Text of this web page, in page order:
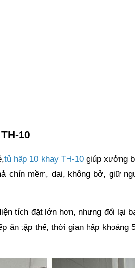
10
tủ hấp 10 khay TH-10 giúp xưởng
chín mềm, dai, không bở, giữ
tích đặt lớn hơn, nhưng đổi lại
ăn tập thể, thời gian hấp khoảng